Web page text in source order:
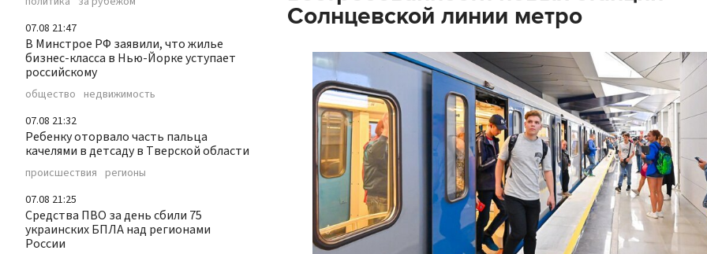
07.08 21:47
В Минстрое РФ заявили, что жилье
бизнес-класса в Нью-Йорке уступает
российскому
общество недвижимость
07.08 21:32
Ребенку оторвало часть пальца
качелями в детсаду в Тверской области
происшествия регионы
07.08 21:25
Средства ПВО за день сбили 75
украинских БПЛА над регионами
России
Солнцевской линии метро